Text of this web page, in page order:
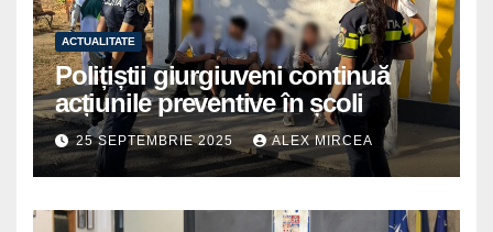
ACTUALITATE
Polițiștii giurgiuveni continuă
acțiunile preventive în școli
25 SEPTEMBRIE 2025 ALEX MIRCEA